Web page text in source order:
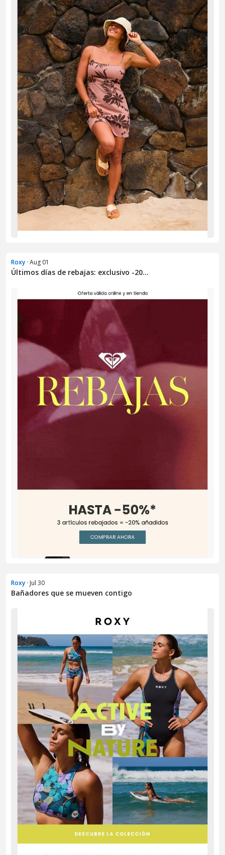
Roxy · Aug 01
Últimos días de rebajas: exclusivo -20...
Roxy · Jul 30
Bañadores que se mueven contigo